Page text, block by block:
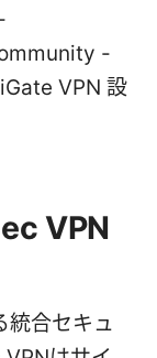
-
VPN 設
VPN
合セキュ